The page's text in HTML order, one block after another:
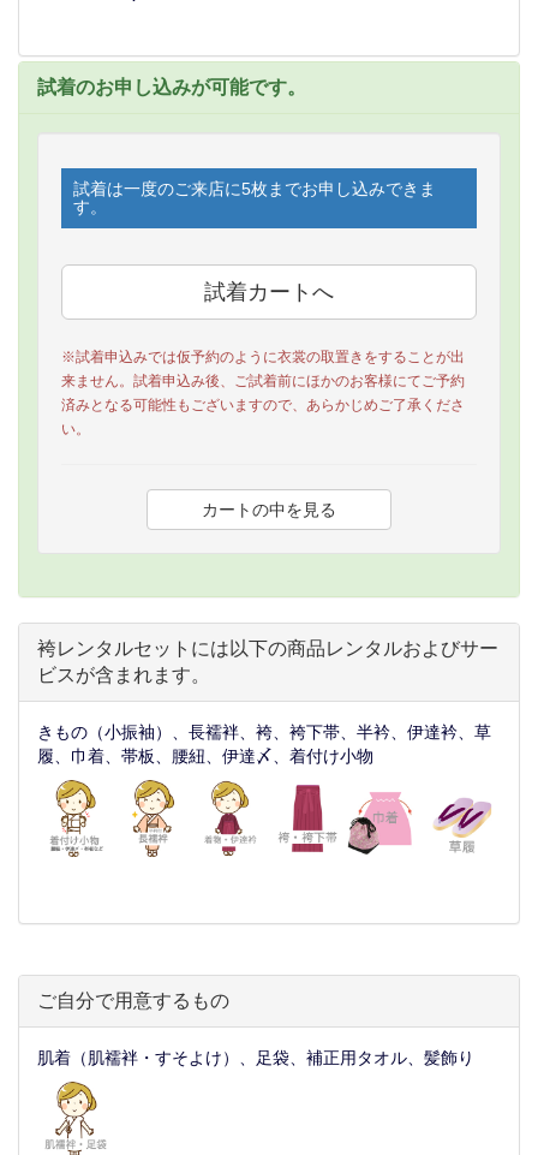
試着のお申し込みが可能です。
試着は一度のご来店に5枚までお申し込みできま
す。
※試着申込みでは仮予約のように衣裳の取置きをすることが出
来ません。試着申込み後、ご試着前にほかのお客様にてご予約
済みとなる可能性もございますので、あらかじめご了承くださ
い。
袴レンタルセットには以下の商品レンタルおよびサー
ビスが含まれます。
きもの（小振袖）、長襦袢、袴、袴下帯、半衿、伊達衿、草
履、巾着、帯板、腰紐、伊達〆、着付け小物
ご自分で用意するもの
肌着（肌襦袢・すそよけ）、足袋、補正用タオル、髪飾り